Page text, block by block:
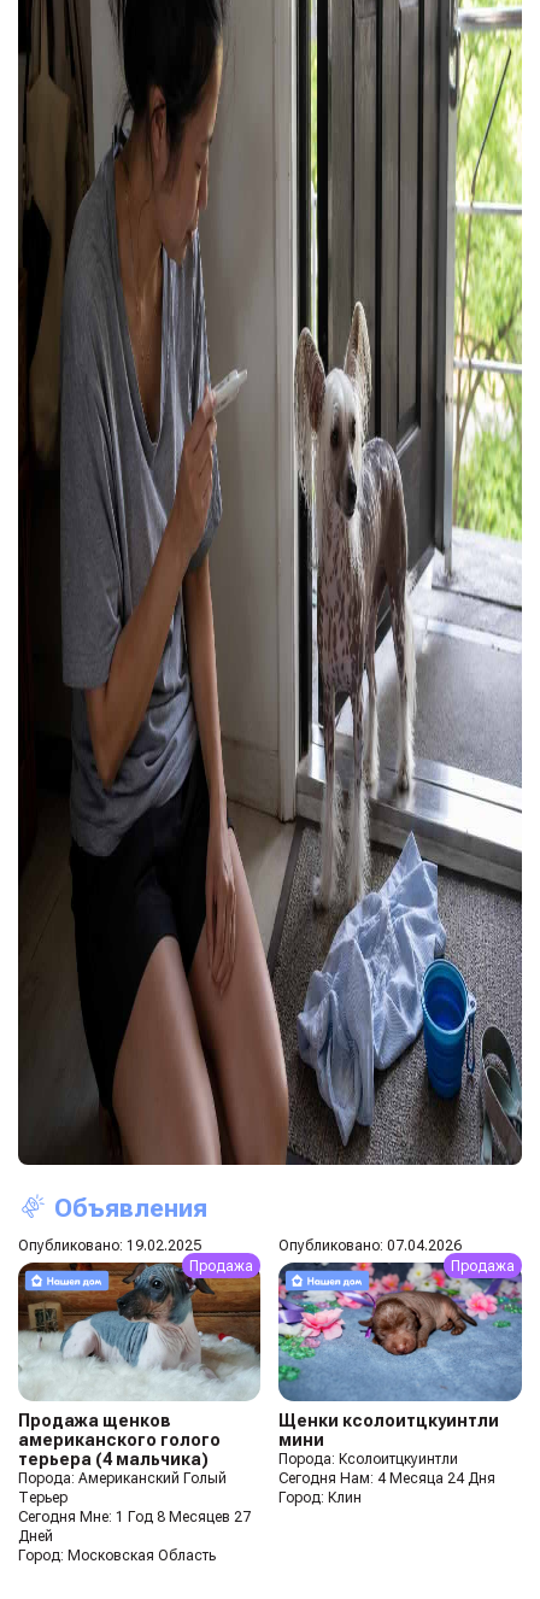
Объявления
Опубликовано: 19.02.2025
Продажа
Продажа щенков
американского голого
терьера (4 мальчика)
Порода: Американский Голый
Терьер
Сегодня Мне: 1 Год 8 Месяцев 27
Дней
Город: Московская Область
Опубликовано: 07.04.2026
Продажа
Щенки ксолоитцкуинтли
мини
Порода: Ксолоитцкуинтли
Сегодня Нам: 4 Месяца 24 Дня
Город: Клин